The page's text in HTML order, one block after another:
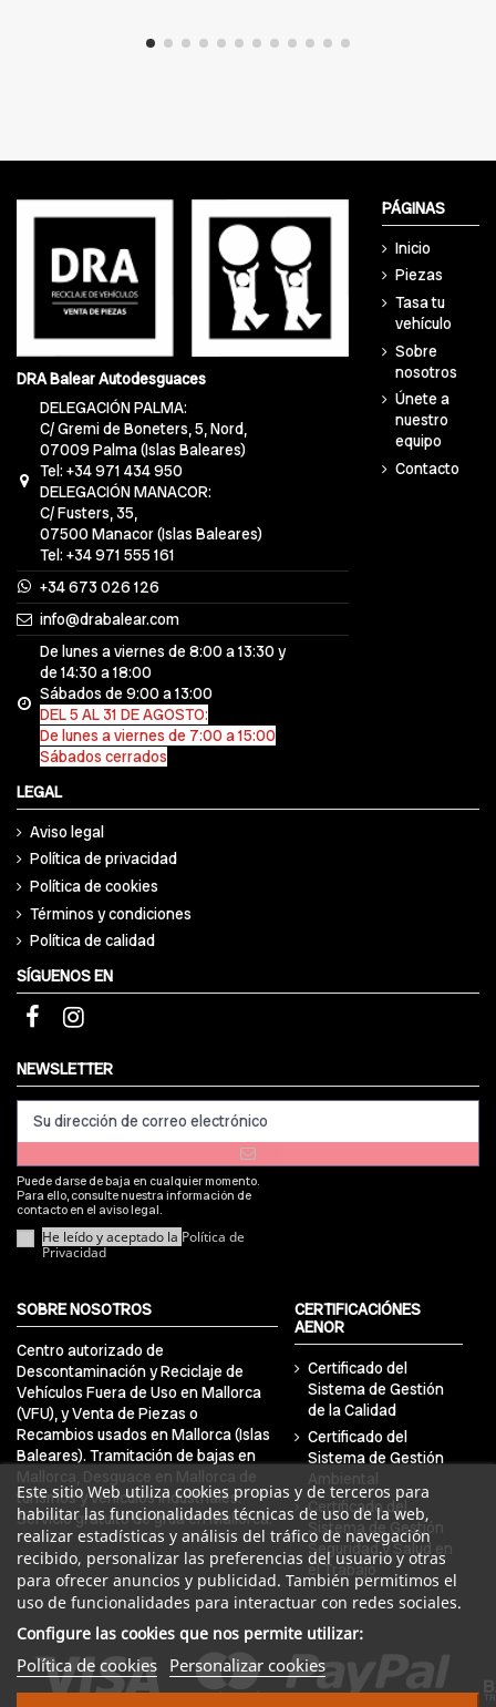
DRA Balear Autodesguaces
DELEGACIÓN PALMA:
C/ Gremi de Boneters, 5, Nord,
07009 Palma (Islas Baleares)
Tel: +34 971 434 950
DELEGACIÓN MANACOR:
C/ Fusters, 35,
07500 Manacor (Islas Baleares)
Tel: +34 971 555 161
+34 673 026 126
info@drabalear.com
De lunes a viernes de 8:00 a 13:30 y
de 14:30 a 18:00
Sábados de 9:00 a 13:00
DEL 5 AL 31 DE AGOSTO:
De lunes a viernes de 7:00 a 15:00
Sábados cerrados
PÁGINAS
Inicio
Piezas
Tasa tu
vehículo
Sobre
nosotros
Únete a
nuestro
equipo
Contacto
LEGAL
Aviso legal
Política de privacidad
Política de cookies
Términos y condiciones
Política de calidad
Este sitio Web utiliza cookies propias y de terceros para
habilitar las funcionalidades técnicas de uso de la web,
realizar estadísticas y análisis del tráfico de navegación
recibido, personalizar las preferencias del usuario y otras
para ofrecer anuncios y publicidad. También permitimos el
uso de funcionalidades para interactuar con redes sociales.
Configure las cookies que nos permite utilizar:
Política de cookies Personalizar cookies
SÍGUENOS EN
NEWSLETTER
Puede darse de baja en cualquier momento.
Para ello, consulte nuestra información de
contacto en el aviso legal.
He leído y aceptado la Política de
Privacidad
SOBRE NOSOTROS
Centro autorizado de
Descontaminación y Reciclaje de
Vehículos Fuera de Uso en Mallorca
(VFU), y Venta de Piezas o
Recambios usados en Mallorca (Islas
Baleares). Tramitación de bajas en
Mallorca, Desguace en Mallorca de
turismos y vehículos industriales.
Servicio gratuito de grúa en Mallorca.
CERTIFICACIÓNES
AENOR
Certificado del
Sistema de Gestión
de la Calidad
Certificado del
Sistema de Gestión
Ambiental
Certificado del
Sistema de Gestión
Seguridad y Salud en
el Trabajo